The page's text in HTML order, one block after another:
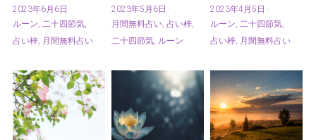
2023年6月6日 ·
ルーン, 二十四節気,
占い梓, 月間無料占い
2023年5月6日 ·
月間無料占い, 占い梓,
二十四節気, ルーン
2023年4月5日 ·
ルーン, 二十四節気,
占い梓, 月間無料占い